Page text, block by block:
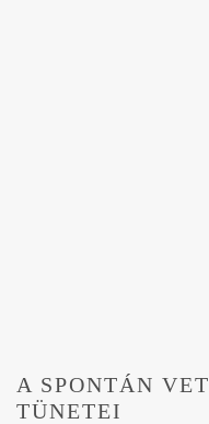
A SPONTÁN
TÜNETEI